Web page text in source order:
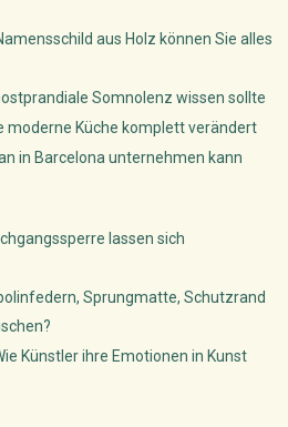
aus Holz können Sie alles
Somnolenz wissen sollte
moderne Küche komplett verändert
in Barcelona unternehmen kann
lassen sich
Sprungmatte, Schutzrand
Künstler ihre Emotionen in Kunst